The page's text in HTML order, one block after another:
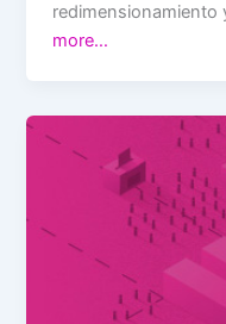
more…